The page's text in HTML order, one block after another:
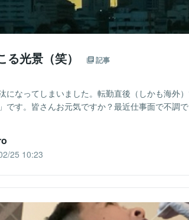
る光景（笑） 記事
になってしまいました。転勤直後（しかも海外
です。皆さんお元気ですか？最近仕事面で不調
25 10:23